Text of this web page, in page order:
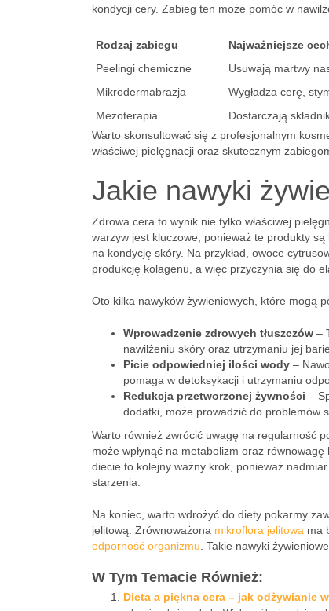
kondycji cery. Zabieg ten może pomóc w
Rodzaj zabiegu Najważniejsze
Peelingi chemiczne
Usuwają martwy
Mikrodermabrazja
Wygładza cerę,
Mezoterapia
Dostarczają
Warto skonsultować się z profesjonalnym
właściwej pielęgnacji oraz skutecznym
Jakie nawyki
Zdrowa cera to wynik nie tylko właściwej
warzyw jest kluczowe, ponieważ te produkty
na kondycję skóry. Na przykład, owoce
produkcję kolagenu, a więc przyczynia się do
Oto kilka nawyków żywieniowych, które mogą
Wprowadzenie zdrowych tłuszczów –
nawilżeniu skóry oraz utrzymaniu jej
Picie odpowiedniej ilości wody –
pomaga w detoksykacji i utrzymaniu
Redukcja przetworzonej żywności –
dodatki, może prowadzić do problemów
Warto również zwrócić uwagę na regularność
może wpłynąć na metabolizm oraz
diecie to kolejny ważny krok, ponieważ
starzenia.
Na koniec, warto wdrożyć do diety pokarmy
jelitową. Zrównoważona mikroflora jelitowa ma
odporność organizmu . Takie nawyki
W Tym Temacie Również:
Dieta a piękna cera – jak odżywianie